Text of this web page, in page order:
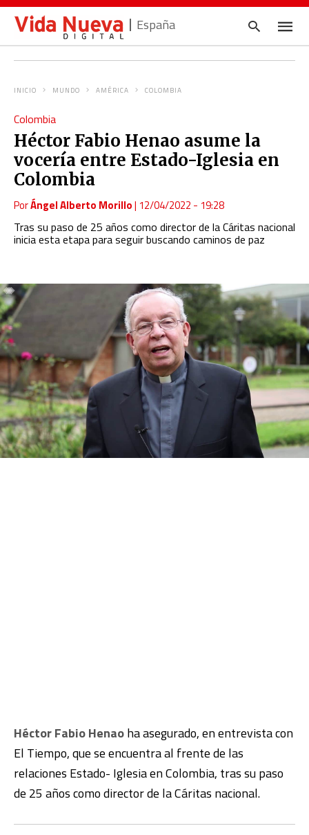
España
pulsa
en
INICIO MUNDO AMÉRICA COLOMBIA
Colombia
Héctor Fabio Henao asume la
vocería entre Estado-Iglesia en
Colombia
PorÁngel Alberto Morillo| 12/04/2022 - 19:28
Tras su paso de 25 años como director de la Cáritas nacional
inicia esta etapa para seguir buscando caminos de paz
Héctor Fabio Henaoha asegurado, en entrevista con
El Tiempo, que se encuentra al frente de las
relaciones Estado- Iglesia en Colombia, tras su paso
de 25 años como director de la Cáritas nacional.